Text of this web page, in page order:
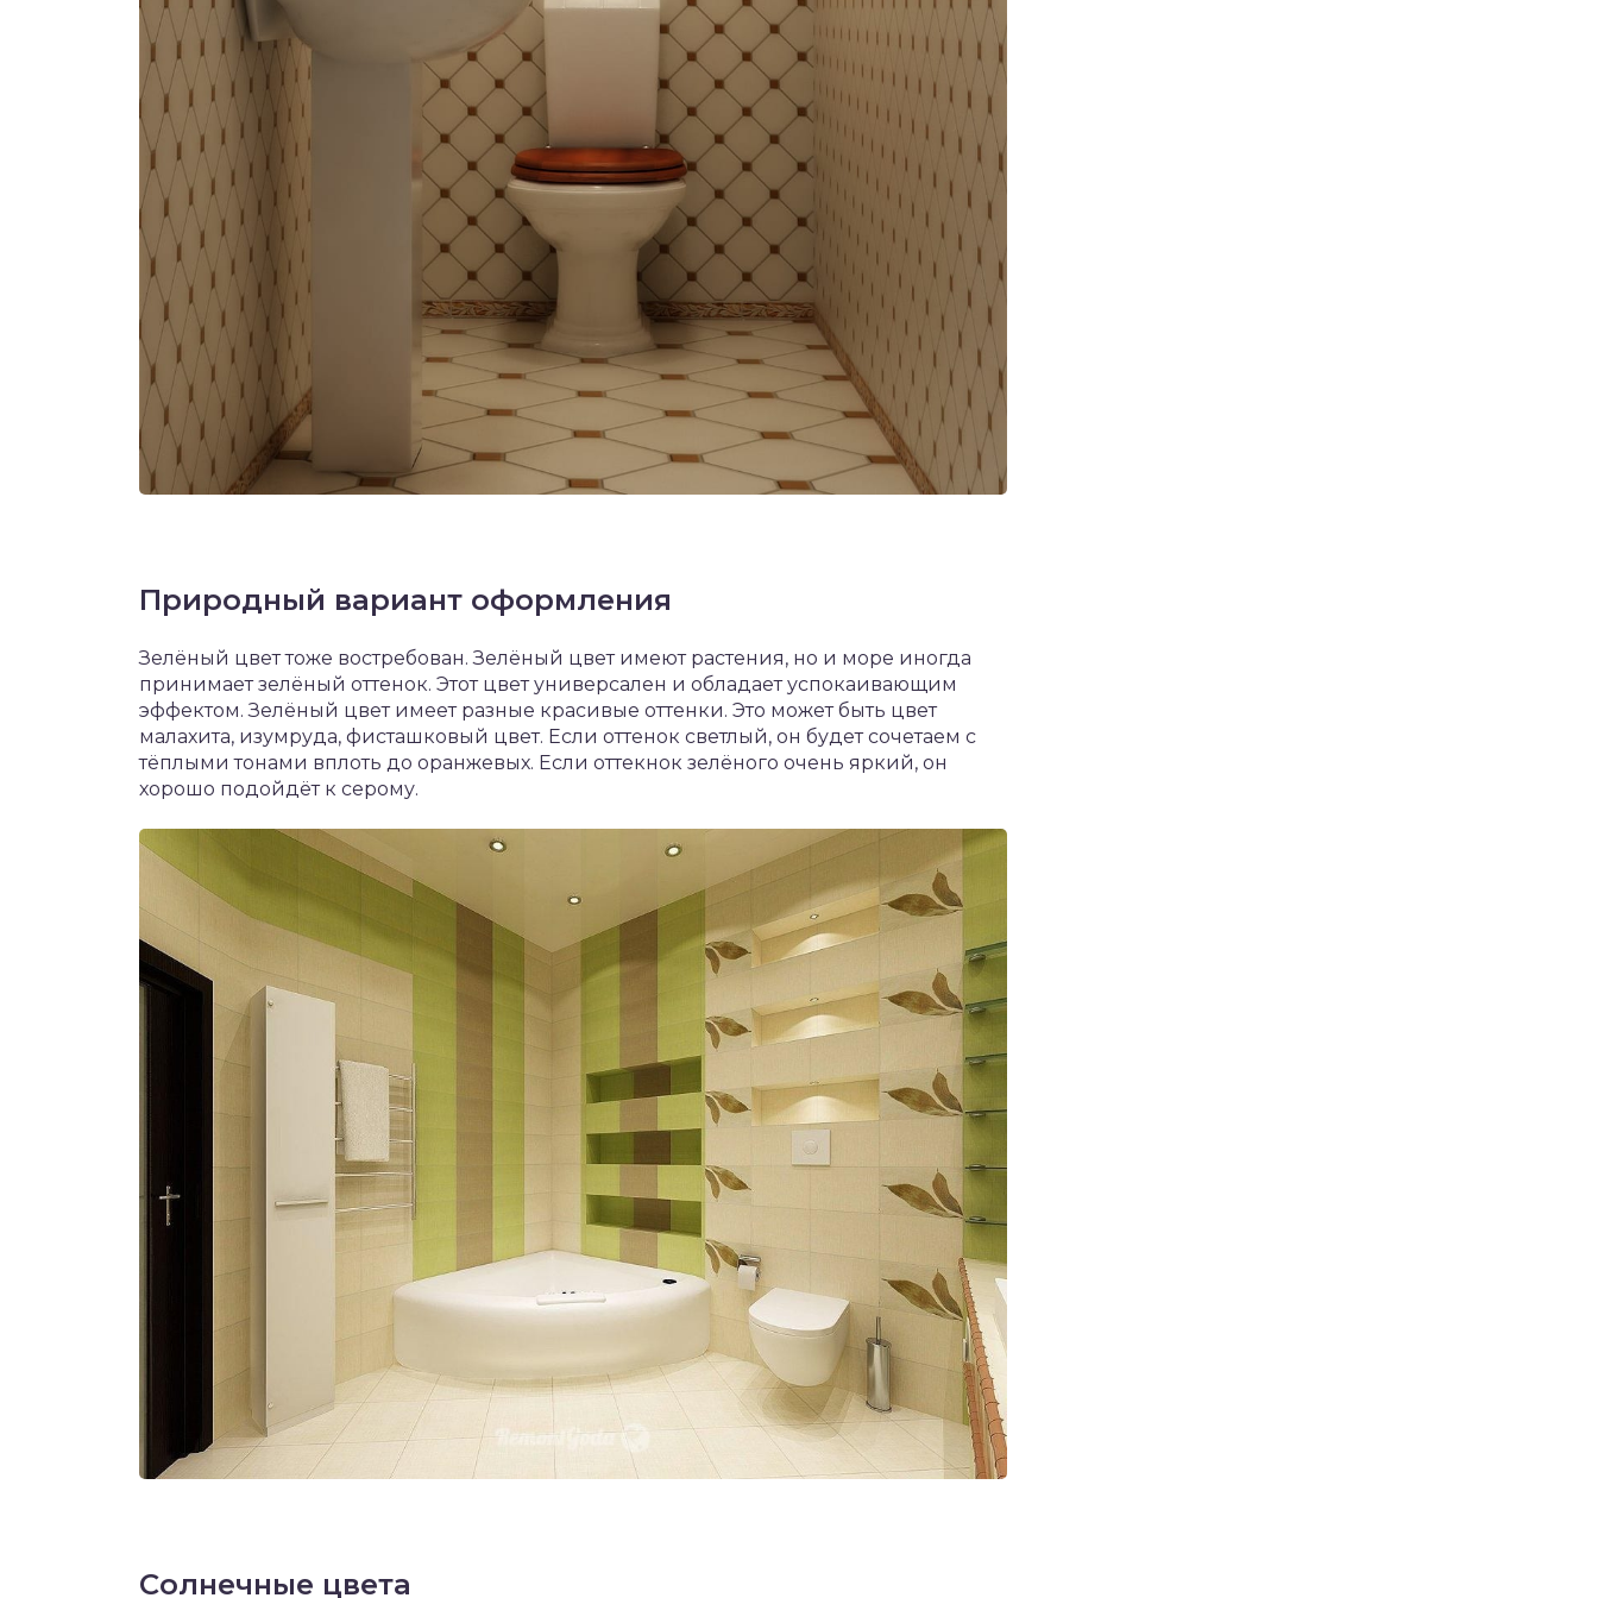
Природный вариант оформления
Зелёный цвет тоже востребован. Зелёный цвет имеют растения, но и море иногда
принимает зелёный оттенок. Этот цвет универсален и обладает успокаивающим
эффектом. Зелёный цвет имеет разные красивые оттенки. Это может быть цвет
малахита, изумруда, фисташковый цвет. Если оттенок светлый, он будет сочетаем с
тёплыми тонами вплоть до оранжевых. Если оттекнок зелёного очень яркий, он
хорошо подойдёт к серому.
Солнечные цвета